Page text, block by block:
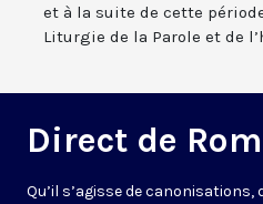
et à la suite de cette
Liturgie de la Parole et de
Direct de
Qu’il s’agisse de canonisations,